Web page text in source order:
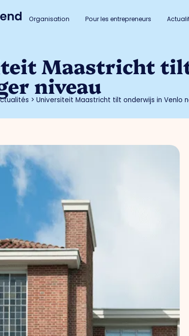
Organisation Pour les entrepreneurs
Maastricht
niveau
>Universiteit Maastricht tilt onderwijs in Venlo